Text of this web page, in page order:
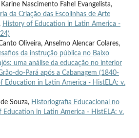
Nascimento Fahel Evangelista,
da Criação das Escolinhas de Arte
, History of Education in Latin America -
Oliveira, Anselmo Alencar Colares,
da instrução pública no Baixo
uma análise da educação no interior
do-Pará após a Cabanagem (1840-
Education in Latin America - HistELA: v.
Souza, Historiografia Educacional no
Education in Latin America - HistELA: v.